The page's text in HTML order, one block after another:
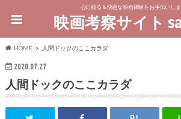
心に残る＆快適な映画体験をお手伝いし
映画考察サイト
HOME 人間ドックのここカラダ
2020.07.27
人間ドックのここカラダ